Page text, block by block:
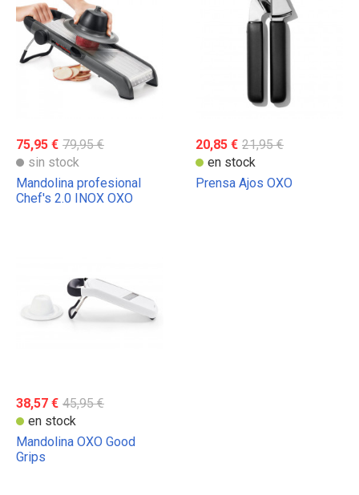
75,95 € 79,95 €
sin stock
Mandolina profesional
Chef's 2.0 INOX OXO
20,85 € 21,95 €
en stock
Prensa Ajos OXO
38,57 € 45,95 €
en stock
Mandolina OXO Good
Grips